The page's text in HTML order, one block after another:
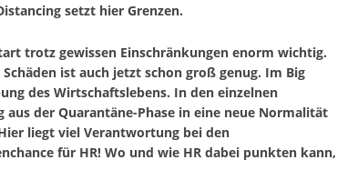
setzt hier Grenzen.
trotz gewissen Einschränkungen enorm wichtig.
ist auch jetzt schon groß genug. Im Big
des Wirtschaftslebens. In den einzelnen
der Quarantäne-Phase in eine neue Normalität
liegt viel Verantwortung bei den
für HR! Wo und wie HR dabei punkten kann,